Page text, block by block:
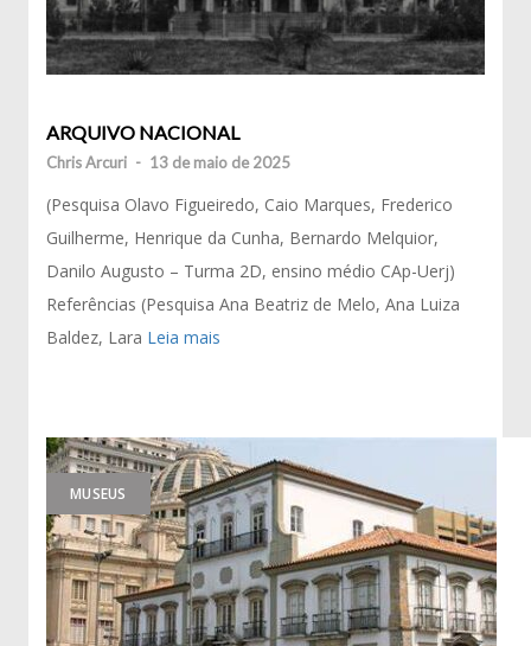
ARQUIVO NACIONAL
Chris Arcuri - 13 de maio de 2025
(Pesquisa Olavo Figueiredo, Caio Marques, Frederico
Guilherme, Henrique da Cunha, Bernardo Melquior,
Danilo Augusto – Turma 2D, ensino médio CAp-Uerj)
Referências (Pesquisa Ana Beatriz de Melo, Ana Luiza
Baldez, Lara Leia mais
MUSEUS